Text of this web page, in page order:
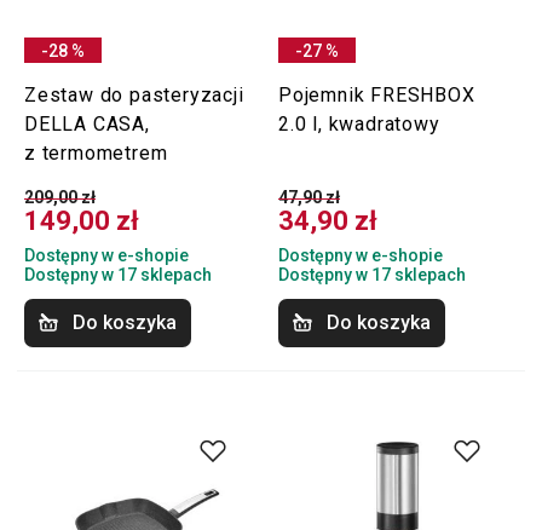
-28 %
Zestaw do pasteryzacji
DELLA CASA,
z termometrem
209,00 zł
149,00 zł
Dostępny w e-shopie
Dostępny w 17 sklepach
Do koszyka
-27 %
Pojemnik FRESHBOX
2.0 l, kwadratowy
47,90 zł
34,90 zł
Dostępny w e-shopie
Dostępny w 17 sklepach
Do koszyka